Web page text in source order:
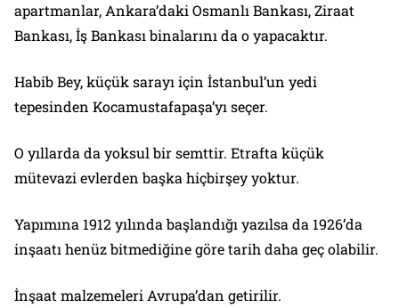
apartmanlar, Ankara’daki Osmanlı Bankası, Ziraat
Bankası, İş Bankası binalarını da o yapacaktır.
Habib Bey, küçük sarayı için İstanbul’un yedi
tepesinden Kocamustafapaşa’yı seçer.
O yıllarda da yoksul bir semttir. Etrafta küçük
mütevazi evlerden başka hiçbirşey yoktur.
Yapımına 1912 yılında başlandığı yazılsa da 1926’da
inşaatı henüz bitmediğine göre tarih daha geç olabilir.
İnşaat malzemeleri Avrupa’dan getirilir.